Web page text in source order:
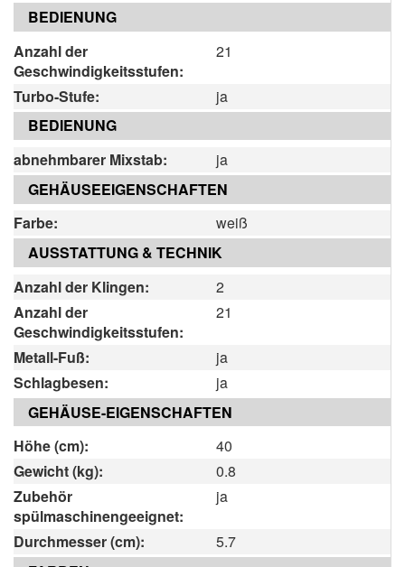
BEDIENUNG
Anzahl der
Geschwindigkeitsstufen:
21
Turbo-Stufe:
ja
BEDIENUNG
abnehmbarer Mixstab:
ja
GEHÄUSEEIGENSCHAFTEN
Farbe:
weiß
AUSSTATTUNG & TECHNIK
Anzahl der Klingen:
2
Anzahl der
Geschwindigkeitsstufen:
21
Metall-Fuß:
ja
Schlagbesen:
ja
GEHÄUSE-EIGENSCHAFTEN
Höhe (cm):
40
Gewicht (kg):
0.8
Zubehör
spülmaschinengeeignet:
ja
Durchmesser (cm):
5.7